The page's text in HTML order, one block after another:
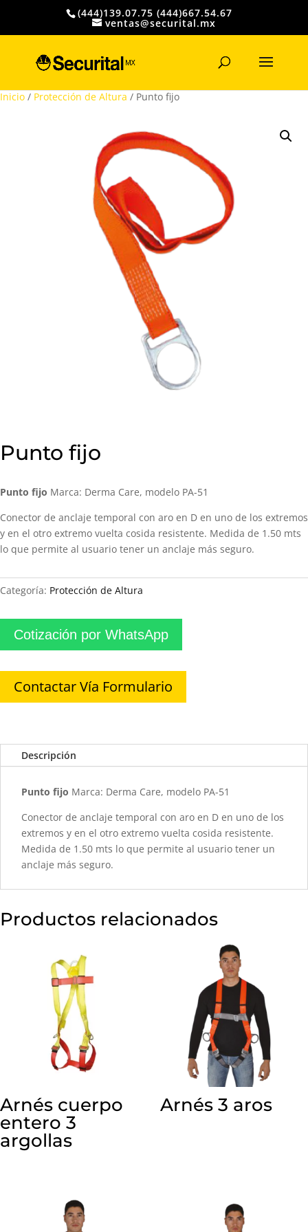
(444)139.07.75 (444)667.54.67
ventas@securital.mx
productos
Inicio / Protección de Altura / Punto fijo
Punto fijo
Punto fijo Marca: Derma Care, modelo PA-51
Conector de anclaje temporal con aro en D en uno de los extremos
y en el otro extremo vuelta cosida resistente. Medida de 1.50 mts
lo que permite al usuario tener un anclaje más seguro.
Categoría: Protección de Altura
Cotización por WhatsApp
Contactar Vía Formulario
Descripción
Punto fijo Marca: Derma Care, modelo PA-51
Conector de anclaje temporal con aro en D en uno de los
extremos y en el otro extremo vuelta cosida resistente.
Medida de 1.50 mts lo que permite al usuario tener un
anclaje más seguro.
Productos relacionados
Arnés cuerpo
entero 3
argollas
Arnés 3 aros